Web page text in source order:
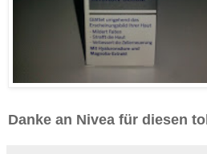
Danke an Nivea für diesen